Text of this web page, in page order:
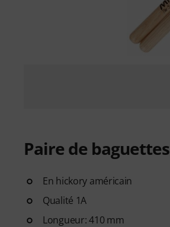
Paire de baguettes
En hickory américain
Qualité 1A
Longueur: 410 mm